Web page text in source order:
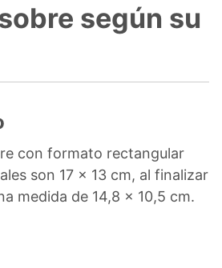
según su
con formato rectangular
son 17 x 13 cm, al finalizar
medida de 14,8 x 10,5 cm.